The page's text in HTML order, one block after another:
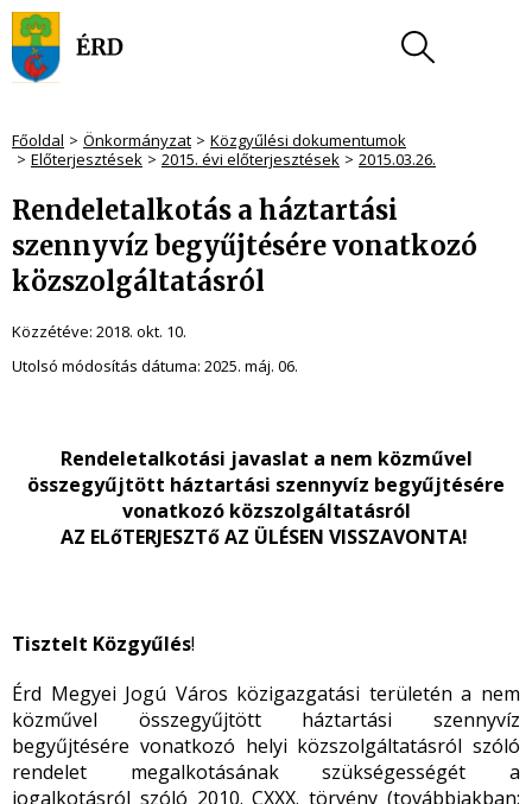
Főoldal Önkormányzat
Közgyűlési dokumentumok
Előterjesztések
2015. évi előterjesztések 2015.03.26.
Rendeletalkotás a háztartási
szennyvíz begyűjtésére vonatkozó
közszolgáltatásról
Közzétéve: 2018. okt. 10.
Utolsó módosítás dátuma: 2025. máj. 06.
Rendeletalkotási javaslat a nem közművel
összegyűjtött háztartási szennyvíz begyűjtésére
vonatkozó közszolgáltatásról
AZ ELőTERJESZTő AZ ÜLÉSEN VISSZAVONTA!
Tisztelt Közgyűlés!
Érd Megyei Jogú Város közigazgatási területén a nem
közművel összegyűjtött háztartási szennyvíz
begyűjtésére vonatkozó helyi közszolgáltatásról szóló
rendelet megalkotásának szükségességét a
jogalkotásról szóló 2010. CXXX. törvény (továbbiakban: